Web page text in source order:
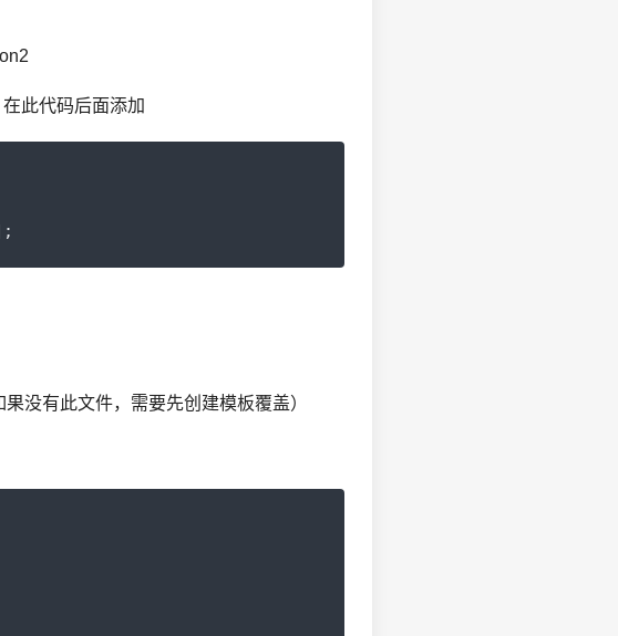
此代码后面添加
果没有此文件，需要先创建模板覆盖）